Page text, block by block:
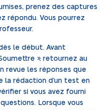
prenez des captures
répondu. Vous pourrez
le début. Avant
», retournez au
revue les réponses que
la rédaction d’un test en
si vous avez fourni
Lorsque vous